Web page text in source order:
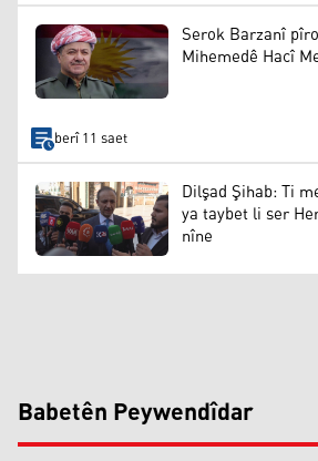
Serok Barzanî
Mihemedê Hacî
berî 11 saet
Dilşad Şihab: Ti
ya taybet li ser
nîne
Babetên Peywendîdar